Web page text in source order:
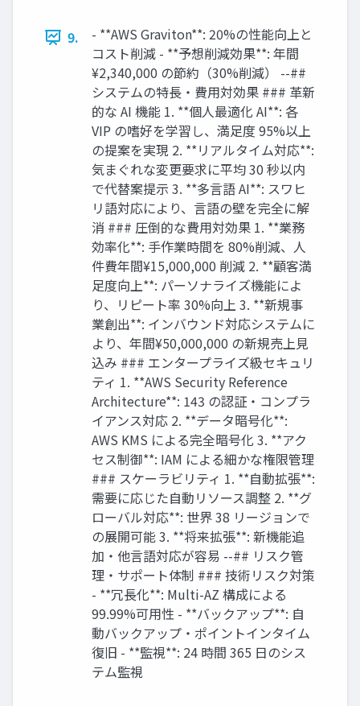
9.
- **AWS Graviton**: 20%の性能向上と
コスト削減 - **予想削減効果**: 年間
¥2,340,000 の節約（30%削減） --##
システムの特長・費用対効果 ### 革新
的な AI 機能 1. **個人最適化 AI**: 各
VIP の嗜好を学習し、満足度 95%以上
の提案を実現 2. **リアルタイム対応**:
気まぐれな変更要求に平均 30 秒以内
で代替案提示 3. **多言語 AI**: スワヒ
リ語対応により、言語の壁を完全に解
消 ### 圧倒的な費用対効果 1. **業務
効率化**: 手作業時間を 80%削減、人
件費年間¥15,000,000 削減 2. **顧客満
足度向上**: パーソナライズ機能によ
り、リピート率 30%向上 3. **新規事
業創出**: インバウンド対応システムに
より、年間¥50,000,000 の新規売上見
込み ### エンタープライズ級セキュリ
ティ 1. **AWS Security Reference
Architecture**: 143 の認証・コンプラ
イアンス対応 2. **データ暗号化**:
AWS KMS による完全暗号化 3. **アク
セス制御**: IAM による細かな権限管理
### スケーラビリティ 1. **自動拡張**:
需要に応じた自動リソース調整 2. **グ
ローバル対応**: 世界 38 リージョンで
の展開可能 3. **将来拡張**: 新機能追
加・他言語対応が容易 --## リスク管
理・サポート体制 ### 技術リスク対策
- **冗長化**: Multi-AZ 構成による
99.99%可用性 - **バックアップ**: 自
動バックアップ・ポイントインタイム
復旧 - **監視**: 24 時間 365 日のシス
テム監視